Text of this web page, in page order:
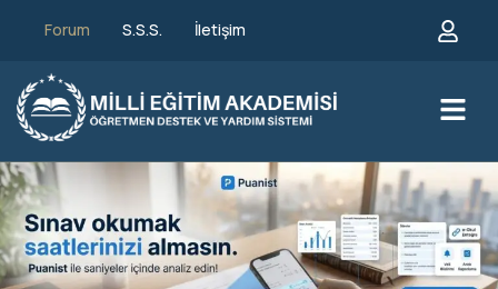
Forum S.S.S. İletişim